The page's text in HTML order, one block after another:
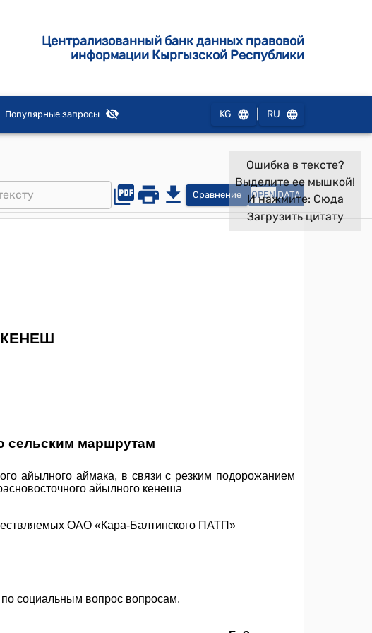
Централизованный банк данных правовой
информации Кыргызской Республики
Популярные запросы KG RU
Сравнение OPEN DATA
Ошибка в тексте?
Выделите ее мышкой!
И нажмите: Сюда
Загрузить цитату